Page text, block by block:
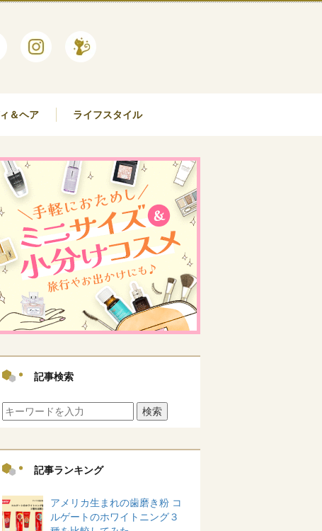
＆ヘア ライフスタイル
記事検索
検索
記事ランキング
アメリカ生まれの歯磨き粉 コ
ルゲートのホワイトニング３